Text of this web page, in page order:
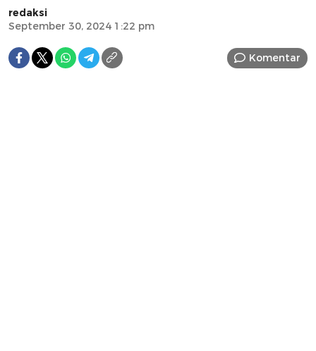
redaksi
September 30, 2024 1:22 pm
Komentar